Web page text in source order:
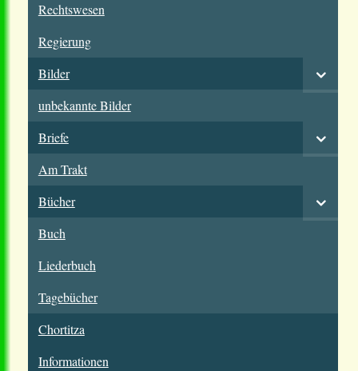
Rechtswesen
Regierung
Bilder
unbekannte Bilder
Briefe
Am Trakt
Bücher
Buch
Liederbuch
Tagebücher
Chortitza
Informationen